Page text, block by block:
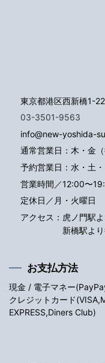
東京都港区西新橋1-
03-3501-9563
info@new-yoshida-
通常営業日：木・金
予約営業日：水・土
営業時間／12:00〜
定休日／月・火曜日
アクセス： 虎ノ門駅
新橋駅よ
お支払方法
現金 / 電子マネー
クレジットカード
EXPRESS,Diners Club)